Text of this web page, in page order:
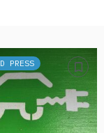
PRESS